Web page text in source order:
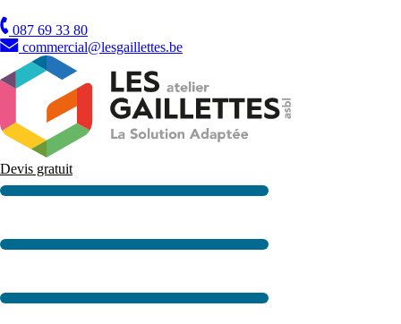
TVA
087 69 33 80
commercial@lesgaillettes.be
Devis gratuit